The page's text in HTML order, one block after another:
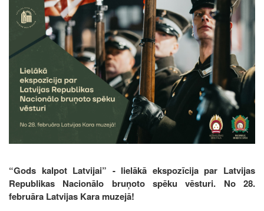
“Gods kalpot Latvijai” - lielākā ekspozīcija par Latvijas
Republikas Nacionālo bruņoto spēku vēsturi. No 28.
februāra Latvijas Kara muzejā!